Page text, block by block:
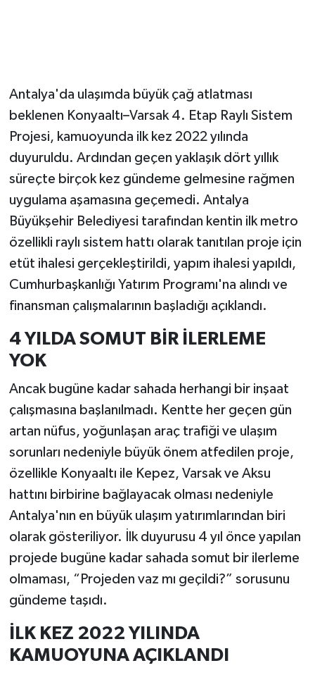
Antalya'da ulaşımda büyük çağ atlatması
beklenen Konyaaltı–Varsak 4. Etap Raylı Sistem
Projesi, kamuoyunda ilk kez 2022 yılında
duyuruldu. Ardından geçen yaklaşık dört yıllık
süreçte birçok kez gündeme gelmesine rağmen
uygulama aşamasına geçemedi. Antalya
Büyükşehir Belediyesi tarafından kentin ilk metro
özellikli raylı sistem hattı olarak tanıtılan proje için
etüt ihalesi gerçekleştirildi, yapım ihalesi yapıldı,
Cumhurbaşkanlığı Yatırım Programı'na alındı ve
finansman çalışmalarının başladığı açıklandı.
4 YILDA SOMUT BİR İLERLEME
YOK
Ancak bugüne kadar sahada herhangi bir inşaat
çalışmasına başlanılmadı. Kentte her geçen gün
artan nüfus, yoğunlaşan araç trafiği ve ulaşım
sorunları nedeniyle büyük önem atfedilen proje,
özellikle Konyaaltı ile Kepez, Varsak ve Aksu
hattını birbirine bağlayacak olması nedeniyle
Antalya'nın en büyük ulaşım yatırımlarından biri
olarak gösteriliyor. İlk duyurusu 4 yıl önce yapılan
projede bugüne kadar sahada somut bir ilerleme
olmaması, “Projeden vaz mı geçildi?” sorusunu
gündeme taşıdı.
İLK KEZ 2022 YILINDA
KAMUOYUNA AÇIKLANDI